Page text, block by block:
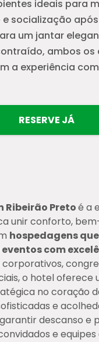
ideais para
socialização
um jantar
ambos os
a experiência
RESERVE JÁ
Ribeirão Pretoé a
unir conforto,
hospedagens que
com
o hotel oferece
no coração
e
descanso e
e equipes